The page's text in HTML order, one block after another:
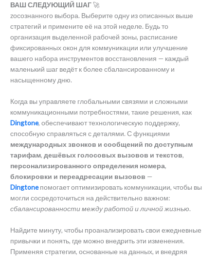
ВАШ СЛЕДУЮЩИЙ ШАГ 🚀
zосознанного выбора. Выберите одну из описанных выше
стратегий и примените её на этой неделе. Будь то
организация выделенной рабочей зоны, расписание
фиксированных окон для коммуникации или улучшение
вашего набора инструментов восстановления — каждый
маленький шаг ведёт к более сбалансированному и
насыщенному дню.
Когда вы управляете глобальными связями и сложными
коммуникационными потребностями, такие решения, как
Dingtone, обеспечивают технологическую поддержку,
способную справляться с деталями. С функциями
международных звонков и сообщений по доступным
тарифам,дешёвых голосовых вызовов и текстов,
персонализированного определения номера,
блокировки и переадресации вызовов —
Dingtoneпомогает оптимизировать коммуникации, чтобы вы
могли сосредоточиться на действительно важном:
сбалансированности между работой и личной жизнью.
Найдите минуту, чтобы проанализировать свои ежедневные
привычки и понять, где можно внедрить эти изменения.
Применяя стратегии, основанные на данных, и внедряя